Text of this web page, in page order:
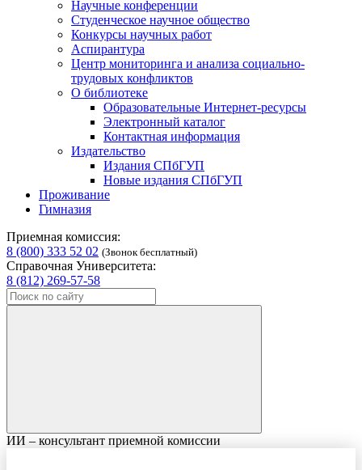
Научные конференции
Студенческое научное общество
Конкурсы научных работ
Аспирантура
Центр мониторинга и анализа социально-
трудовых конфликтов
О библиотеке
Образовательные Интернет-ресурсы
Электронный каталог
Контактная информация
Издательство
Издания СПбГУП
Новые издания СПбГУП
Проживание
Гимназия
Приемная комиссия:
8 (800) 333 52 02 (Звонок бесплатный)
Справочная Университета:
8 (812) 269-57-58
ИИ – консультант приемной комиссии